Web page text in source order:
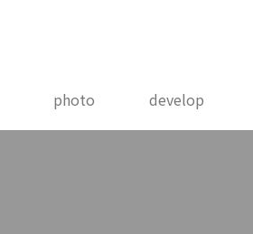
photo develop